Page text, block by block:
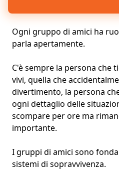
Ogni gruppo di amici ha
parla apertamente.
C'è sempre la persona che
vivi, quella che
divertimento, la persona
ogni dettaglio delle
scompare per ore ma
importante.
I gruppi di amici sono
sistemi di sopravvivenza.